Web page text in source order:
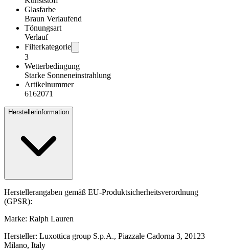
Glasfarbe
Braun Verlaufend
Tönungsart
Verlauf
Filterkategorie
3
Wetterbedingung
Starke Sonneneinstrahlung
Artikelnummer
6162071
Herstellerinformation
Herstellerangaben gemäß EU-Produktsicherheitsverordnung
(GPSR):
Marke: Ralph Lauren
Hersteller: Luxottica group S.p.A., Piazzale Cadorna 3, 20123
Milano, Italy